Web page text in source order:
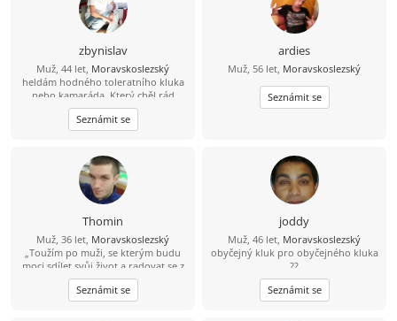
zbynislav
Muž, 44 let, Moravskoslezský
heldám hodného toleratního kluka
nebo kamaráda. Který chěl rád
poznat přírodu,zámky hrady, nebo
více
Seznámit se
ardies
Muž, 56 let, Moravskoslezský
Seznámit se
Thomin
Muž, 36 let, Moravskoslezský
„Toužím po muži, se kterým budu
moci sdílet svůj život a radovat se z
každého nového dne v jeho
společnosti.“
Seznámit se
joddy
Muž, 46 let, Moravskoslezský
obyčejný kluk pro obyčejného kluka
??
Seznámit se